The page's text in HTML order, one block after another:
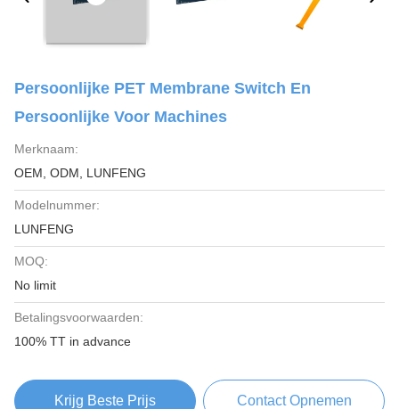
Persoonlijke PET Membrane Switch En
Persoonlijke Voor Machines
Merknaam:
OEM, ODM, LUNFENG
Modelnummer:
LUNFENG
MOQ:
No limit
Betalingsvoorwaarden:
100% TT in advance
Krijg Beste Prijs Contact Opnemen